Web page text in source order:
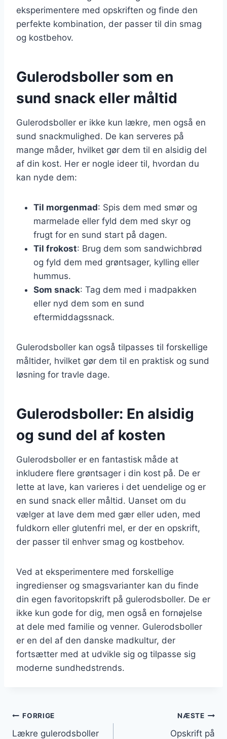
eksperimentere med opskriften og finde den
perfekte kombination, der passer til din smag
og kostbehov.
Gulerodsboller som en
sund snack eller måltid
Gulerodsboller er ikke kun lækre, men også en
sund snackmulighed. De kan serveres på
mange måder, hvilket gør dem til en alsidig del
af din kost. Her er nogle ideer til, hvordan du
kan nyde dem:
Til morgenmad: Spis dem med smør og
marmelade eller fyld dem med skyr og
frugt for en sund start på dagen.
Til frokost: Brug dem som sandwichbrød
og fyld dem med grøntsager, kylling eller
hummus.
Som snack: Tag dem med i madpakken
eller nyd dem som en sund
eftermiddagssnack.
Gulerodsboller kan også tilpasses til forskellige
måltider, hvilket gør dem til en praktisk og sund
løsning for travle dage.
Gulerodsboller: En alsidig
og sund del af kosten
Gulerodsboller er en fantastisk måde at
inkludere flere grøntsager i din kost på. De er
lette at lave, kan varieres i det uendelige og er
en sund snack eller måltid. Uanset om du
vælger at lave dem med gær eller uden, med
fuldkorn eller glutenfri mel, er der en opskrift,
der passer til enhver smag og kostbehov.
Ved at eksperimentere med forskellige
ingredienser og smagsvarianter kan du finde
din egen favoritopskrift på gulerodsboller. De er
ikke kun gode for dig, men også en fornøjelse
at dele med familie og venner. Gulerodsboller
er en del af den danske madkultur, der
fortsætter med at udvikle sig og tilpasse sig
moderne sundhedstrends.
Indlægsnavigation
FORRIGE
Lækre gulerodsboller
NÆSTE
Opskrift på